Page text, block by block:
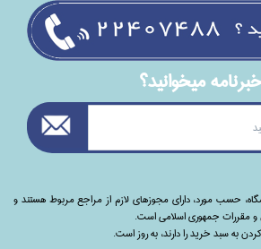
ميخوانيد؟
حسب مورد،‌ دارای مجوزهای لازم از مراجع مربوط هستند ‌و‌‌
و مقررات جمهوری اسلامی است.
به سبد خرید را دارند،‌ به روز است.